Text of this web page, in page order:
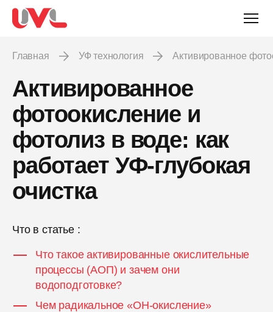
Главная УФ технология Активированное
Активированное
фотоокисление и
фотолиз в воде: как
работает УФ-глубокая
очистка
Что в статье :
Что такое активированные окислительные
процессы (АОП) и зачем они
водоподготовке?
Чем радикальное «ОН-окисление»